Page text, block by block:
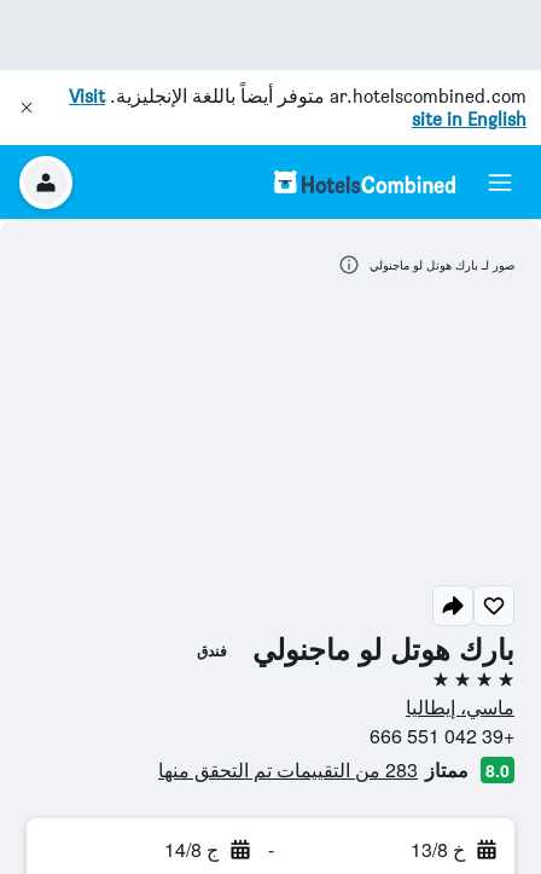
ar.hotelscombined.com متوفر أيضاً باللغة الإنجليزية.Visit
site in English
بارك هوتل لو ماجنولي فندق
4 نجوم
ماسي، إيطاليا
+39 042 551 666
8.0 ممتاز 283 من التقييمات تم التحقق منها
خ 13/8 - ج 14/8
صور لـ بارك هوتل لو ماجنولي